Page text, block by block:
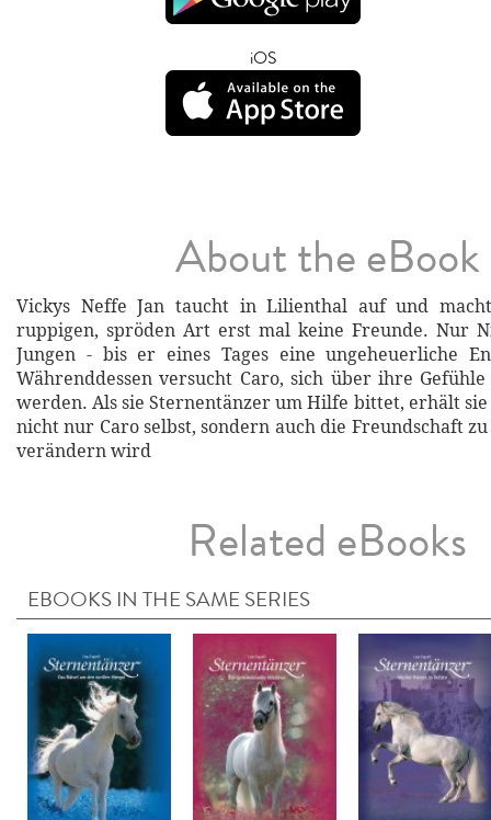
iOS
About the eBook
Vickys Neffe Jan taucht in Lilienthal auf und
ruppigen, spröden Art erst mal keine Freunde. Nur
Jungen - bis er eines Tages eine ungeheuerliche
Währenddessen versucht Caro, sich über ihre
werden. Als sie Sternentänzer um Hilfe bittet, erhält
nicht nur Caro selbst, sondern auch die Freundschaft
verändern wird
Related eBooks
EBOOKS IN THE SAME SERIES